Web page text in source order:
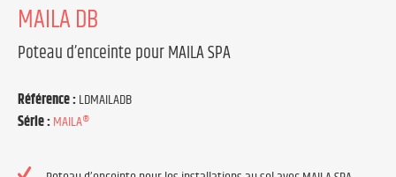
MAILA DB
Poteau d’enceinte pour MAILA SPA
Référence :LDMAILADB
Série :MAILA®